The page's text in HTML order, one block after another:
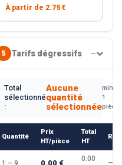
À partir de 2.75 €
5 Tarifs dégressifs —
Total
sélectionné
:
Aucune
quantité
sélectionnée
min.
1
pièce
Quantité
Prix
HT/pièce
Total
HT
0.00 €
0.00